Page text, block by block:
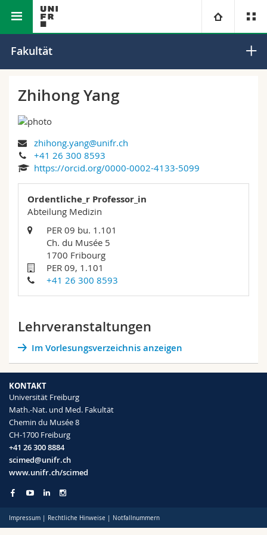
Universität
Campus
Forschung
Weiterbildung
Rechtswissenschaftliche Fak.
Philosophische Fak.
Fak. für Erziehungs- und Bildungswissenschaften
Math.-Nat. und Med. Fak.
Informationen für
Studieninteressierte
Medien
Forschende
Mitarbeitende
Ressourcen
Ortsplan
Bibliotheken
Webmail
Fakultät
Zhihong Yang
zhihong.yang@unifr.ch
+41 26 300 8593
https://orcid.org/0000-0002-4133-5099
Ordentliche_r Professor_in
Abteilung Medizin
PER 09 bu. 1.101
Ch. du Musée 5
1700 Fribourg
PER 09, 1.101
+41 26 300 8593
Lehrveranstaltungen
Im Vorlesungsverzeichnis anzeigen
KONTAKT
Universität Freiburg
Math.-Nat. und Med. Fakultät
Chemin du Musée 8
CH-1700 Freiburg
+41 26 300 8884
scimed@unifr.ch
www.unifr.ch/scimed
Impressum | Rechtliche Hinweise | Notfallnummern